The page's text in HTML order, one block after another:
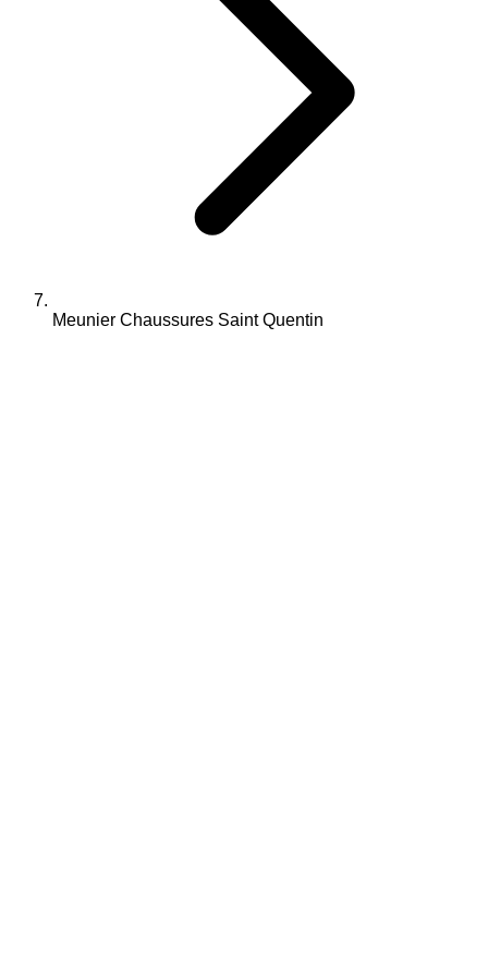
Meunier Chaussures Saint Quentin